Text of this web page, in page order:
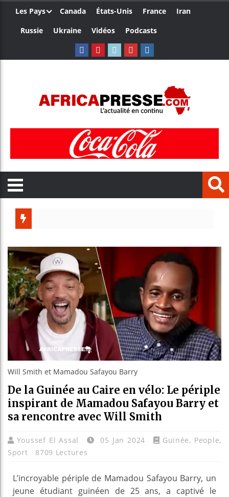
Les Pays Canada États-Unis France
Iran
Russie
Ukraine Vidéos Podcasts
Aliko
Le
Will Smith et Mamadou Safayou Barry
De la Guinée au Caire en vélo: Le périple
inspirant de Mamadou Safayou Barry et
sa rencontre avec Will Smith
Youssef El Assal 05 Jan 2024 Guinée, People,
Sport
8709 Lectures
L’incroyable périple de Mamadou Safayou Barry, un
jeune étudiant guinéen de 25 ans, a captivé le